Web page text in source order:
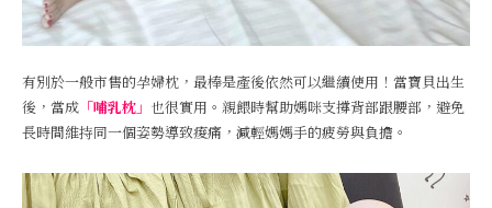
有別於一般市售的孕婦枕，最棒是產後依然可以繼續使用！當寶貝出生
後，當成 「哺乳枕」 也很實用。親餵時幫助媽咪支撐背部跟腰部，避免
長時間維持同一個姿勢導致痠痛，減輕媽媽手的疲勞與負擔。